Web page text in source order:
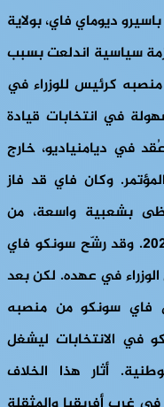
ديوماي فاي، بولاية
سياسية اندلعت بسبب
كرئيس للوزراء في
فاز بسهولة في انتخابات قيادة
في ديامنياديو، خارج
وكان فاي قد فاز
بشعبية واسعة، من
الترشح في انتخابات السنغال لعام 2024. وقد رشّح سونكو فاي
في عهده. لكن بعد
فاي سونكو من منصبه
في الانتخابات ليشغل
أثار هذا الخلاف